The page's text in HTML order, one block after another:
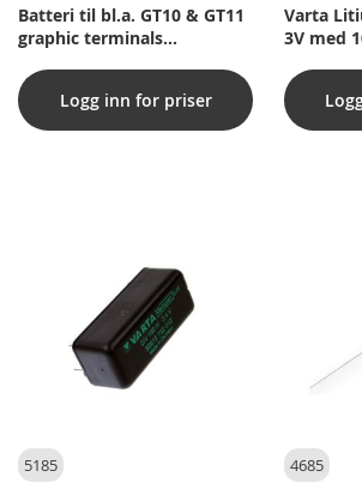
Batteri til bl.a. GT10 & GT11
graphic terminals
Logg inn for priser
Varta
3V med
5185 4685